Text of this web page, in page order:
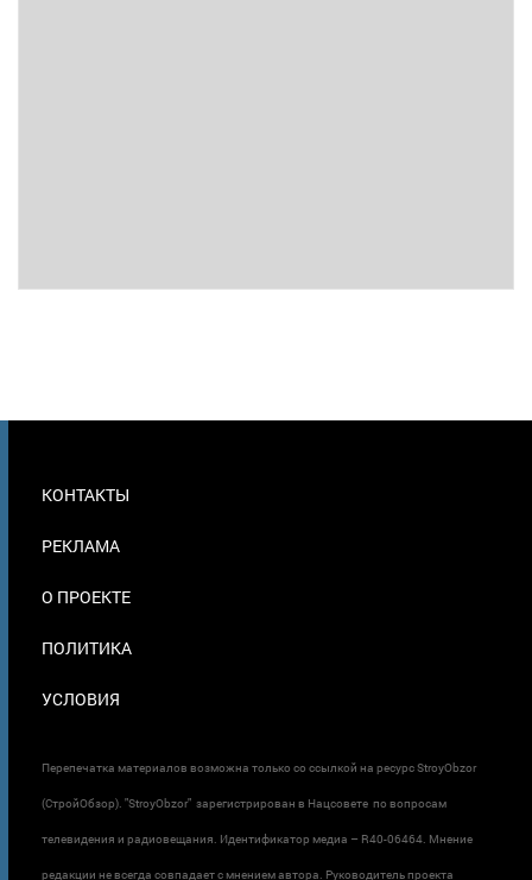
В
КОНТАКТЫ
РЕКЛАМА
О ПРОЕКТЕ
ПОЛИТИКА
УСЛОВИЯ
Перепечатка материалов возможна только со ссылкой на ресурс StroyObzor
(СтройОбзор). "StroyObzor" зарегистрирован в Нацсовете по вопросам
телевидения и радиовещания. Идентификатор медиа – R40-06464. Мнение
редакции не всегда совпадает с мнением автора. Руководитель проекта